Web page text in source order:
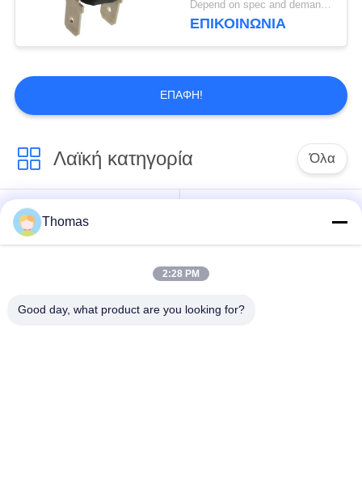
θερμοστάτη
Depend on spec and demand Qty. MOQ:Εξαρτηθείτε από την πραγματική ζήτηση του πελάτη
ΕΠΙΚΟΙΝΩΝΊΑ
ΕΠΑΦΉ!
Λαϊκή κατηγορία Όλα
ksd301 θερμοστάτης
θερμοστάτης
ksd301 θερμικός
Thomas
2:28 PM
Good day, what product are you looking for?